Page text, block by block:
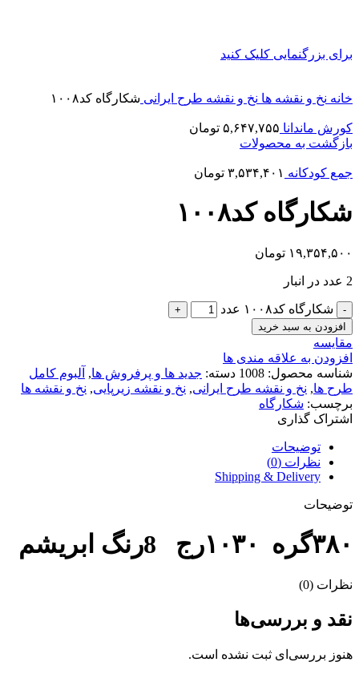
برای بزرگنمایی کلیک کنید
خانه نخ و نقشه ها نخ و نقشه طرح ایرانی شکارگاه کد۱۰۰۸
کورش ماندانا ۵,۶۴۷,۷۵۵ تومان
بازگشت به محصولات
جمع کودکانه ۳,۵۳۴,۴۰۱ تومان
شکارگاه کد۱۰۰۸
۱۹,۳۵۴,۵۰۰ تومان
2 عدد در انبار
شکارگاه کد۱۰۰۸ عدد
افزودن به سبد خرید
مقایسه
افزودن به علاقه مندی ها
شناسه محصول: 1008 دسته: جدید ها و پرفروش ها, آلبوم کامل
طرح ها, نخ و نقشه طرح ایرانی, نخ و نقشه زیرپایی, نخ و نقشه ها
برچسب: شکارگاه
اشتراک گذاری
توضیحات
نظرات (0)
Shipping & Delivery
توضیحات
۳۸۰گره ۱۰۳۰رج 8رنگ ابریشم
نظرات (0)
نقد و بررسی‌ها
هنوز بررسی‌ای ثبت نشده است.